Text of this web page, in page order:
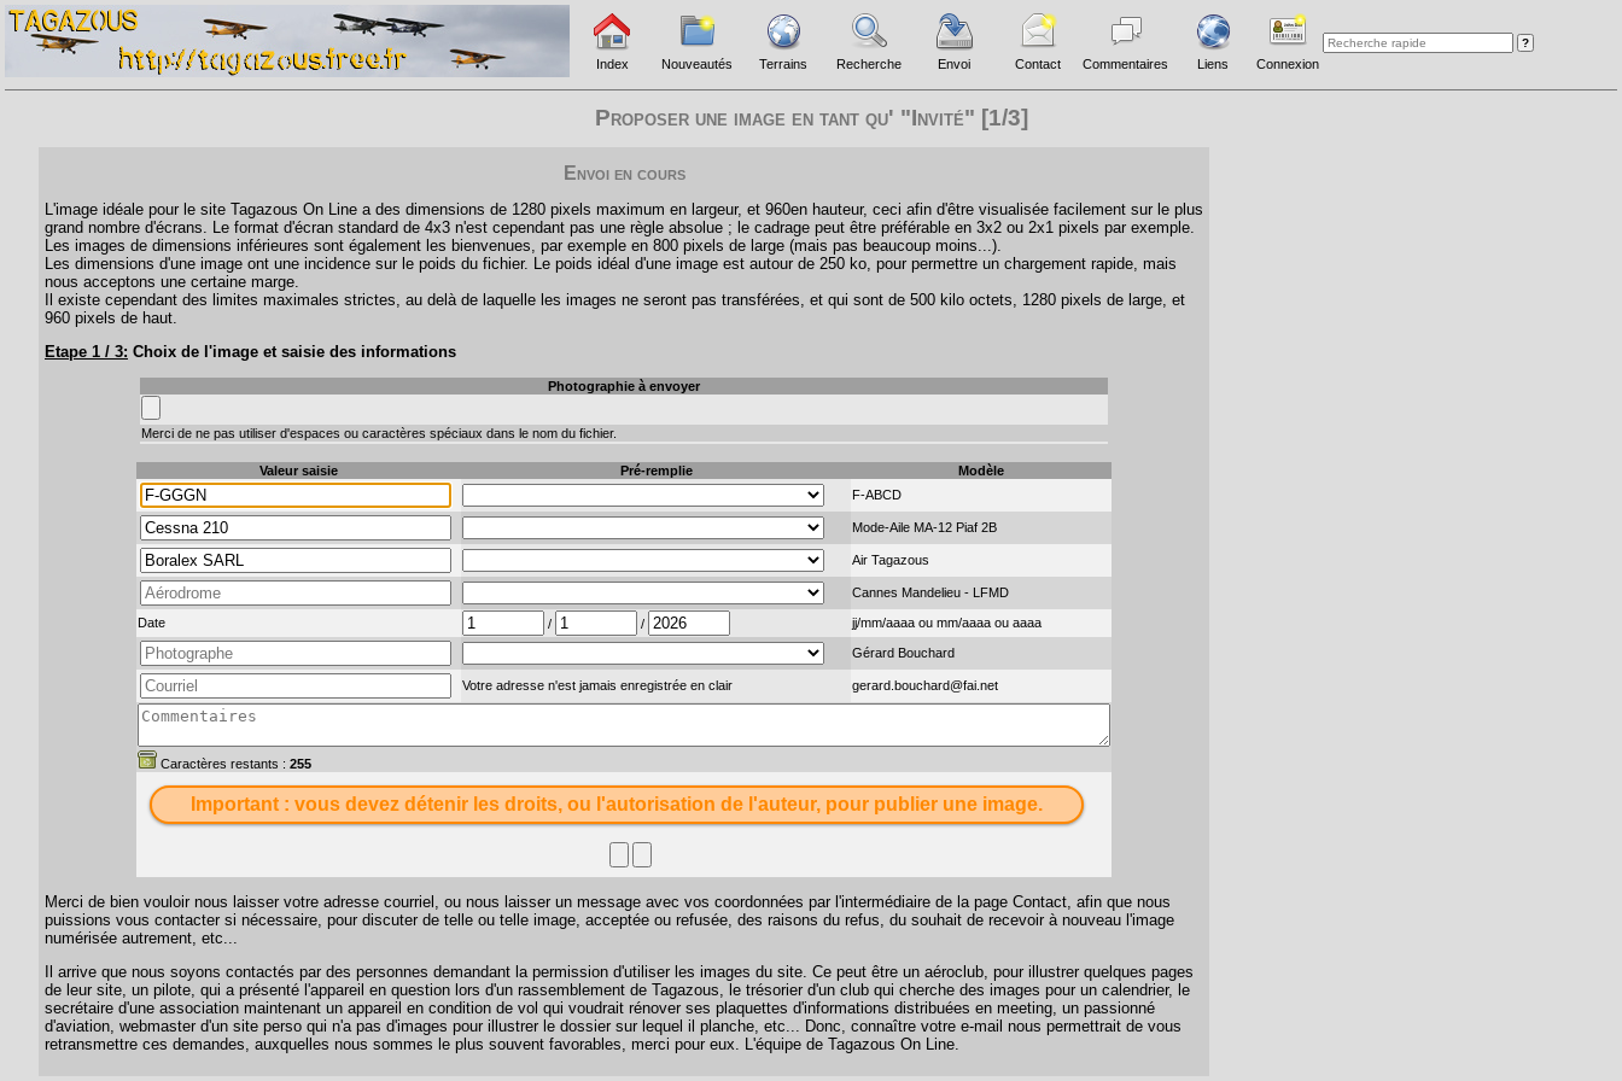
Index Nouveautés Terrains Recherche Envoi Contact Commentaires Liens Connexion
Proposer une image en tant qu' "Invité" [1/3]
Envoi en cours
L'image idéale pour le site Tagazous On Line a des dimensions de 1280 pixels maximum en largeur, et 960en hauteur, ceci afin d'être visualisée facilement sur le plus
grand nombre d'écrans. Le format d'écran standard de 4x3 n'est cependant pas une règle absolue ; le cadrage peut être préférable en 3x2 ou 2x1 pixels par exemple.
Les images de dimensions inférieures sont également les bienvenues, par exemple en 800 pixels de large (mais pas beaucoup moins...).
Les dimensions d'une image ont une incidence sur le poids du fichier. Le poids idéal d'une image est autour de 250 ko, pour permettre un chargement rapide, mais
nous acceptons une certaine marge.
Il existe cependant des limites maximales strictes, au delà de laquelle les images ne seront pas transférées, et qui sont de 500 kilo octets, 1280 pixels de large, et
960 pixels de haut.
Etape 1 / 3: Choix de l'image et saisie des informations
Photographie à envoyer
Merci de ne pas utiliser d'espaces ou caractères spéciaux dans le nom du fichier.
Valeur saisie Pré-remplie
Modèle
F-ABCD
Mode-Aile MA-12 Piaf 2B
Air Tagazous
Cannes Mandelieu - LFMD
Date / / jj/mm/aaaa ou mm/aaaa ou aaaa
Gérard Bouchard
Votre adresse n'est jamais enregistrée en clair gerard.bouchard@fai.net
Caractères restants : 255
Important : vous devez détenir les droits, ou l'autorisation de l'auteur, pour publier une image.
Merci de bien vouloir nous laisser votre adresse courriel, ou nous laisser un message avec vos coordonnées par l'intermédiaire de la page Contact , afin que nous
puissions vous contacter si nécessaire, pour discuter de telle ou telle image, acceptée ou refusée, des raisons du refus, du souhait de recevoir à nouveau l'image
numérisée autrement, etc...
Il arrive que nous soyons contactés par des personnes demandant la permission d'utiliser les images du site. Ce peut être un aéroclub, pour illustrer quelques pages
de leur site, un pilote, qui a présenté l'appareil en question lors d'un rassemblement de Tagazous, le trésorier d'un club qui cherche des images pour un calendrier, le
secrétaire d'une association maintenant un appareil en condition de vol qui voudrait rénover ses plaquettes d'informations distribuées en meeting, un passionné
d'aviation, webmaster d'un site perso qui n'a pas d'images pour illustrer le dossier sur lequel il planche, etc... Donc, connaître votre e-mail nous permettrait de vous
retransmettre ces demandes, auxquelles nous sommes le plus souvent favorables, merci pour eux. L'équipe de Tagazous On Line.